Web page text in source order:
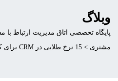
وبلاگ
پایگاه تخصصی اتاق مدیریت ارتباط با
مشتری > 15 نرخ طلایی در CRM برای کنترل فروش (قسمت آخر)